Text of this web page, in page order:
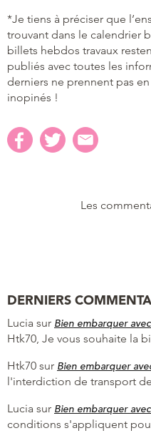
*Je tiens à préciser que
trouvant dans le calendrier
billets hebdos travaux
publiés avec toutes les
derniers ne prennent pas
inopinés !
Les
DERNIERS
Lucia sur Bien embarquer
Htk70, Je vous souhaite la
Htk70 sur Bien embarquer
l'interdiction de transport
Lucia sur Bien embarquer
conditions s'appliquent